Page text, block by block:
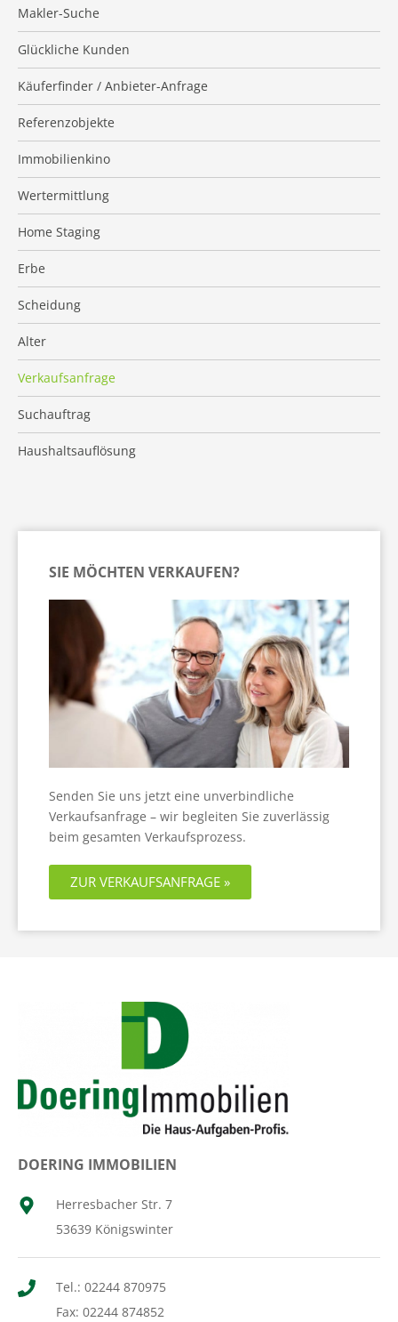
Makler-Suche
Glückliche Kunden
Käuferfinder / Anbieter-Anfrage
Referenzobjekte
Immobilienkino
Wertermittlung
Home Staging
Erbe
Scheidung
Alter
Verkaufsanfrage
Suchauftrag
Haushaltsauflösung
SIE MÖCHTEN VERKAUFEN?
Senden Sie uns jetzt eine unverbindliche
Verkaufsanfrage – wir begleiten Sie zuverlässig
beim gesamten Verkaufsprozess.
ZUR VERKAUFSANFRAGE »
DOERING IMMOBILIEN
Herresbacher Str. 7
53639 Königswinter
Tel.: 02244 870975
Fax: 02244 874852